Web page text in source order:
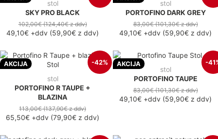
stol
SKY PRO BLACK
102,00€(124,40€z ddv)
49,10€ +ddv (59,90€ z ddv)
stol
PORTOFINO DARK GREY
83,00€(101,30€z ddv)
49,10€ +ddv (59,90€ z ddv)
AKCIJA -42%
stol
PORTOFINO R TAUPE +
BLAZINA
113,00€(137,90€z ddv)
65,50€ +ddv (79,90€ z ddv)
AKCIJA -
stol
PORTOFINO TAUPE
83,00€(101,30€z ddv)
49,10€ +ddv (59,90€ z ddv)